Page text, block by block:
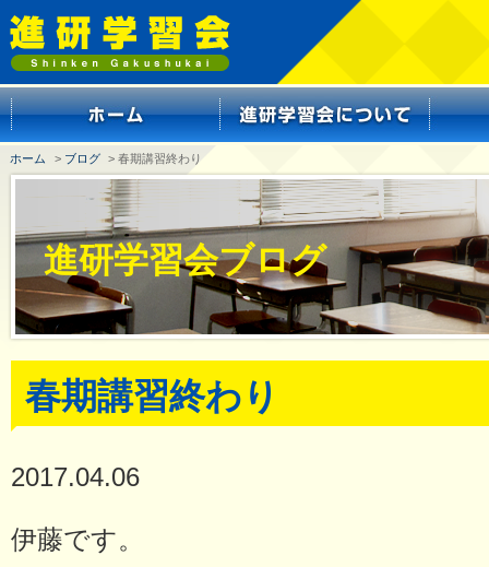
ホーム > ブログ > 春期講習終わり
進研学習会ブログ
春期講習終わり
2017.04.06
伊藤です。